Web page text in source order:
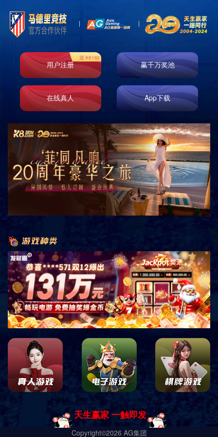
盛煌平台推荐
##春风拂面，心情如春在万物复苏的春日，阳光透过➼枝叶洒下点点
金光，春风轻轻拂过➼脸颊，带来温暖和生机！这种感觉宛如大自然
的抚慰，让人在短暂的瞬间忘却生活的压力，感受到无限的可能？每
一次呼吸，都似乎在吸取着这个季节的芬芳，心灵在这一刻变得透明
怡！阳光透过➼玻璃洒入室内，温暖而明亮；那一刻，我的心如春日
的阳光，逐渐变得柔Ε和而明亮！对生活的热情在晨光的照耀下复
苏，仿佛一切都充满了生机与希望?春风轻抚，像是在轻声细语，对
我诉说着美好的未来!##随风而舞✡在公园的小径上，樱花绽放，树梢
微微颤动!随着春风的吹拂，花瓣纷纷扬扬，犹如粉Α红色↺的雨滴洒
落；心情在这一瞬间随风而舞✡，欢快而自在?鸟儿在枝头吟唱，伴
随着春风的旋律，心中漫起阵阵涟漪，仿佛与大自然融为一体？在这